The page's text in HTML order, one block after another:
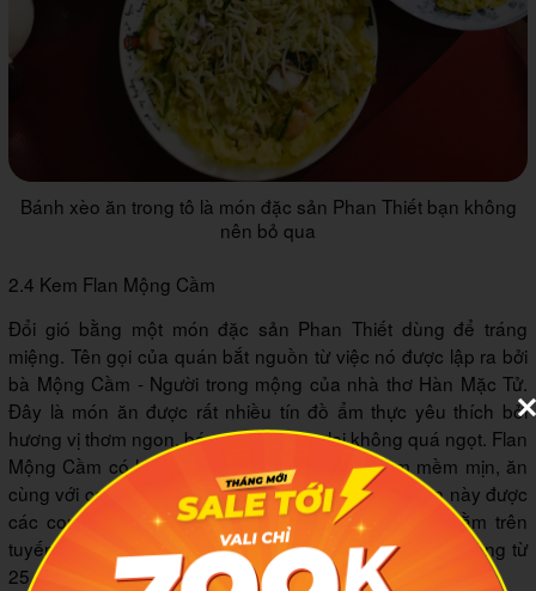
Bánh xèo ăn trong tô là món đặc sản Phan Thiết bạn không
nên bỏ qua
2.4 Kem Flan Mộng Cầm
Đổi gió bằng một món đặc sản Phan Thiết dùng để tráng
miệng. Tên gọi của quán bắt nguồn từ việc nó được lập ra bởi
bà Mộng Cầm - Người trong mộng của nhà thơ Hàn Mặc Tử.
Đây là món ăn được rất nhiều tín đồ ẩm thực yêu thích bởi
hương vị thơm ngon, béo ngậy nhưng lại không quá ngọt. Flan
Mộng Cầm có hình tam giác lạ mắt và cốt kem mềm mịn, ăn
cùng với caramen chuẩn vị. Đến nay, quán kem flan này được
các con của bà Mộng Cầm quản lý với hai cơ sở nằm trên
tuyến đường Trần Hưng Đạo nhộn nhịp. Mức giá dao động từ
25.000 – 35.000 đồng.